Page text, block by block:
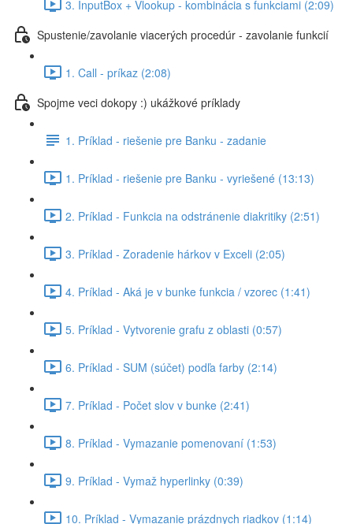
3. InputBox + Vlookup - kombinácia s funkciami (2:09)
Spustenie/zavolanie viacerých procedúr - zavolanie funkcií
1. Call - príkaz (2:08)
Spojme veci dokopy :) ukážkové príklady
1. Príklad - riešenie pre Banku - zadanie
1. Príklad - riešenie pre Banku - vyriešené (13:13)
2. Príklad - Funkcia na odstránenie diakritiky (2:51)
3. Príklad - Zoradenie hárkov v Exceli (2:05)
4. Príklad - Aká je v bunke funkcia / vzorec (1:41)
5. Príklad - Vytvorenie grafu z oblasti (0:57)
6. Príklad - SUM (súčet) podľa farby (2:14)
7. Príklad - Počet slov v bunke (2:41)
8. Príklad - Vymazanie pomenovaní (1:53)
9. Príklad - Vymaž hyperlinky (0:39)
10. Príklad - Vymazanie prázdnych riadkov (1:14)